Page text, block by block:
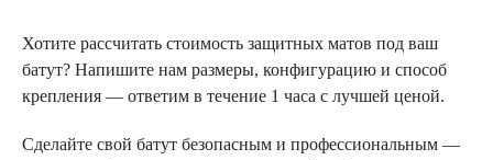
эксплуатации
Яркие цвета (на выбор), которые не выцветают
Соответствуют требованиям безопасности коммерческих
объектов
Хотите рассчитать стоимость защитных матов под ваш
батут? Напишите нам размеры, конфигурацию и способ
крепления — ответим в течение 1 часа с лучшей ценой.
Сделайте свой батут безопасным и профессиональным —